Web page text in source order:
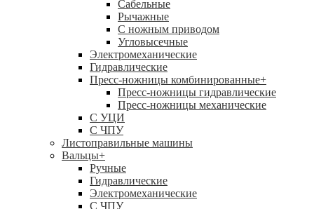
Сабельные
Рычажные
С ножным приводом
Угловысечные
Электромеханические
Гидравлические
Пресс-ножницы комбинированные+
Пресс-ножницы гидравлические
Пресс-ножницы механические
С УЦИ
С ЧПУ
Листоправильные машины
Вальцы+
Ручные
Гидравлические
Электромеханические
С ЧПУ